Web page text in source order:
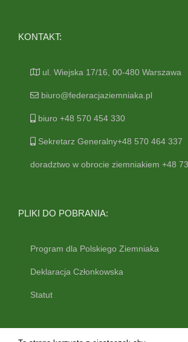
KONTAKT:
ul. Wiejska 17/16, 00-480 Warszawa
biuro@federacjaziemniaka.pl
biuro +48 570 454 330
Sekretarz Generalny+48 570 464 337
doradztwo w obrocie ziemniakiem +48
PLIKI DO POBRANIA:
Program dla Polskiego Ziemniaka
Deklaracja Członkowska
Statut